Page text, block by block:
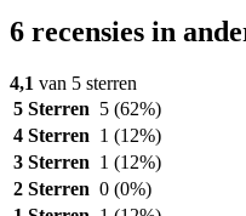
6 recensies in
4,1 van 5 sterren
5 Sterren 5 (62%)
4 Sterren 1 (12%)
3 Sterren 1 (12%)
2 Sterren 0 (0%)